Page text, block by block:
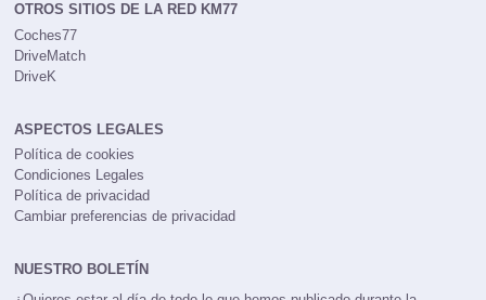
OTROS SITIOS DE LA RED KM77
Coches77
DriveMatch
DriveK
ASPECTOS LEGALES
Política de cookies
Condiciones Legales
Política de privacidad
Cambiar preferencias de privacidad
NUESTRO BOLETÍN